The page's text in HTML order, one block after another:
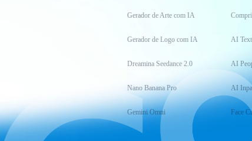
Gerador de Arte com IA
Gerador de Logo com IA
Dreamina Seedance 2.0
Nano Banana Pro
Gemini Omni
AI
AI
AI
Face